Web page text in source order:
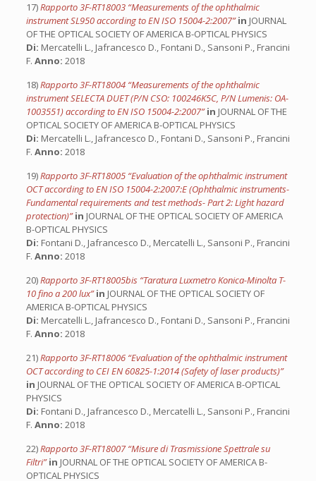
17)Rapporto 3F-RT18003 “Measurements of the ophthalmic
instrument SL950 according to EN ISO 15004-2:2007”in JOURNAL
OF THE OPTICAL SOCIETY OF AMERICA B-OPTICAL PHYSICS
Di: Mercatelli L., Jafrancesco D., Fontani D., Sansoni P., Francini
F. Anno: 2018
18)Rapporto 3F-RT18004 “Measurements of the ophthalmic
instrument SELECTA DUET (P/N CSO: 100246K5C, P/N Lumenis: OA-
1003551) according to EN ISO 15004-2:2007”in JOURNAL OF THE
OPTICAL SOCIETY OF AMERICA B-OPTICAL PHYSICS
Di: Mercatelli L., Jafrancesco D., Fontani D., Sansoni P., Francini
F. Anno: 2018
19)Rapporto 3F-RT18005 “Evaluation of the ophthalmic instrument
OCT according to EN ISO 15004-2:2007:E (Ophthalmic instruments-
Fundamental requirements and test methods- Part 2: Light hazard
protection)”in JOURNAL OF THE OPTICAL SOCIETY OF AMERICA
B-OPTICAL PHYSICS
Di: Fontani D., Jafrancesco D., Mercatelli L., Sansoni P., Francini
F. Anno: 2018
20)Rapporto 3F-RT18005bis “Taratura Luxmetro Konica-Minolta T-
10 fino a 200 lux”in JOURNAL OF THE OPTICAL SOCIETY OF
AMERICA B-OPTICAL PHYSICS
Di: Mercatelli L., Jafrancesco D., Fontani D., Sansoni P., Francini
F. Anno: 2018
21)Rapporto 3F-RT18006 “Evaluation of the ophthalmic instrument
OCT according to CEI EN 60825-1:2014 (Safety of laser products)”
in JOURNAL OF THE OPTICAL SOCIETY OF AMERICA B-OPTICAL
PHYSICS
Di: Fontani D., Jafrancesco D., Mercatelli L., Sansoni P., Francini
F. Anno: 2018
22)Rapporto 3F-RT18007 “Misure di Trasmissione Spettrale su
Filtri”in JOURNAL OF THE OPTICAL SOCIETY OF AMERICA B-
OPTICAL PHYSICS